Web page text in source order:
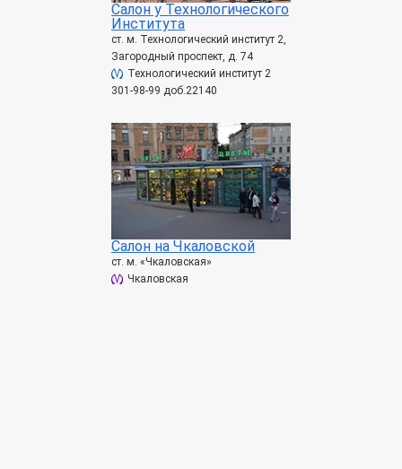
Салон у Технологического
Института
ст. м. Технологический институт 2,
Загородный проспект, д. 74
Технологический институт 2
301-98-99 доб.22140
Салон на Чкаловской
ст. м. «Чкаловская»
Чкаловская